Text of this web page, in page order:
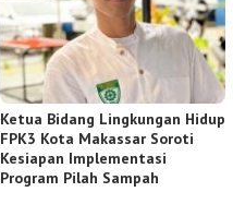
Ketua Bidang Lingkungan Hidup
FPK3 Kota Makassar Soroti
Kesiapan Implementasi
Program Pilah Sampah